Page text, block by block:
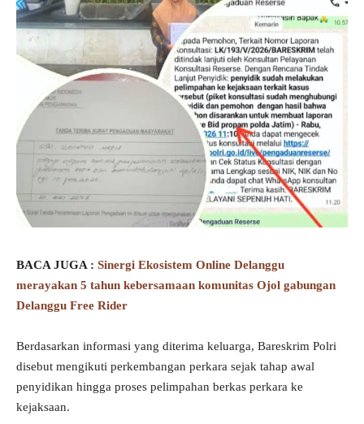
BACA JUGA : Sinergi Ekosistem Online Delanggu
merayakan 5 tahun kebersamaan komunitas Ojol gabungan
Delanggu Free Rider
Berdasarkan informasi yang diterima keluarga, Bareskrim Polri
disebut mengikuti perkembangan perkara sejak tahap awal
penyidikan hingga proses pelimpahan berkas perkara ke
kejaksaan.